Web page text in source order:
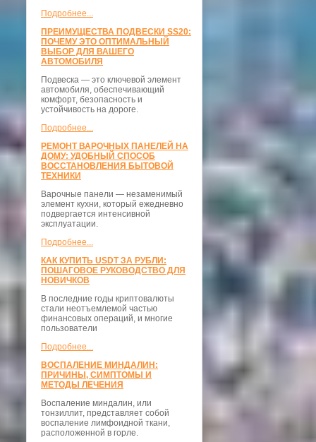
Подробнее...
ПРЕИМУЩЕСТВА ПОДВЕСКИ SS20:
ПОЧЕМУ ЭТО ОПТИМАЛЬНЫЙ
ВЫБОР ДЛЯ ВАШЕГО
АВТОМОБИЛЯ
Подвеска — это ключевой элемент
автомобиля, обеспечивающий
комфорт, безопасность и
устойчивость на дороге.
Подробнее...
РЕМОНТ ВАРОЧНЫХ ПАНЕЛЕЙ НА
ДОМУ: УДОБНЫЙ СПОСОБ
ВОССТАНОВЛЕНИЯ БЫТОВОЙ
ТЕХНИКИ
Варочные панели — незаменимый
элемент кухни, который ежедневно
подвергается интенсивной
эксплуатации.
Подробнее...
КАК КУПИТЬ USDT ЗА РУБЛИ:
ПОШАГОВОЕ РУКОВОДСТВО ДЛЯ
НОВИЧКОВ
В последние годы криптовалюты
стали неотъемлемой частью
финансовых операций, и многие
пользователи
Подробнее...
ВОСПАЛЕНИЕ МИНДАЛИН:
ПРИЧИНЫ, СИМПТОМЫ И
МЕТОДЫ ЛЕЧЕНИЯ
Воспаление миндалин, или
тонзиллит, представляет собой
воспаление лимфоидной ткани,
расположенной в горле.